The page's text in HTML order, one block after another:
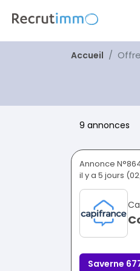
Accueil
9 annonces
Annonce
il y a 5 jours
Saverne